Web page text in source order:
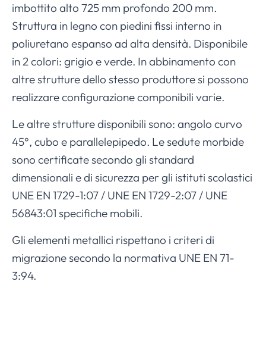
imbottito alto 725 mm profondo 200 mm.
Struttura in legno con piedini fissi interno in
poliuretano espanso ad alta densità. Disponibile
in 2 colori: grigio e verde. In abbinamento con
altre strutture dello stesso produttore si possono
realizzare configurazione componibili varie.
Le altre strutture disponibili sono: angolo curvo
45°, cubo e parallelepipedo. Le sedute morbide
sono certificate secondo gli standard
dimensionali e di sicurezza per gli istituti scolastici
UNE EN 1729-1:07 / UNE EN 1729-2:07 / UNE
56843:01 specifiche mobili.
Gli elementi metallici rispettano i criteri di
migrazione secondo la normativa UNE EN 71-
3:94.